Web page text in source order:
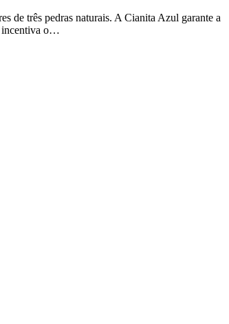
de três pedras naturais. A Cianita Azul garante a
incentiva o…